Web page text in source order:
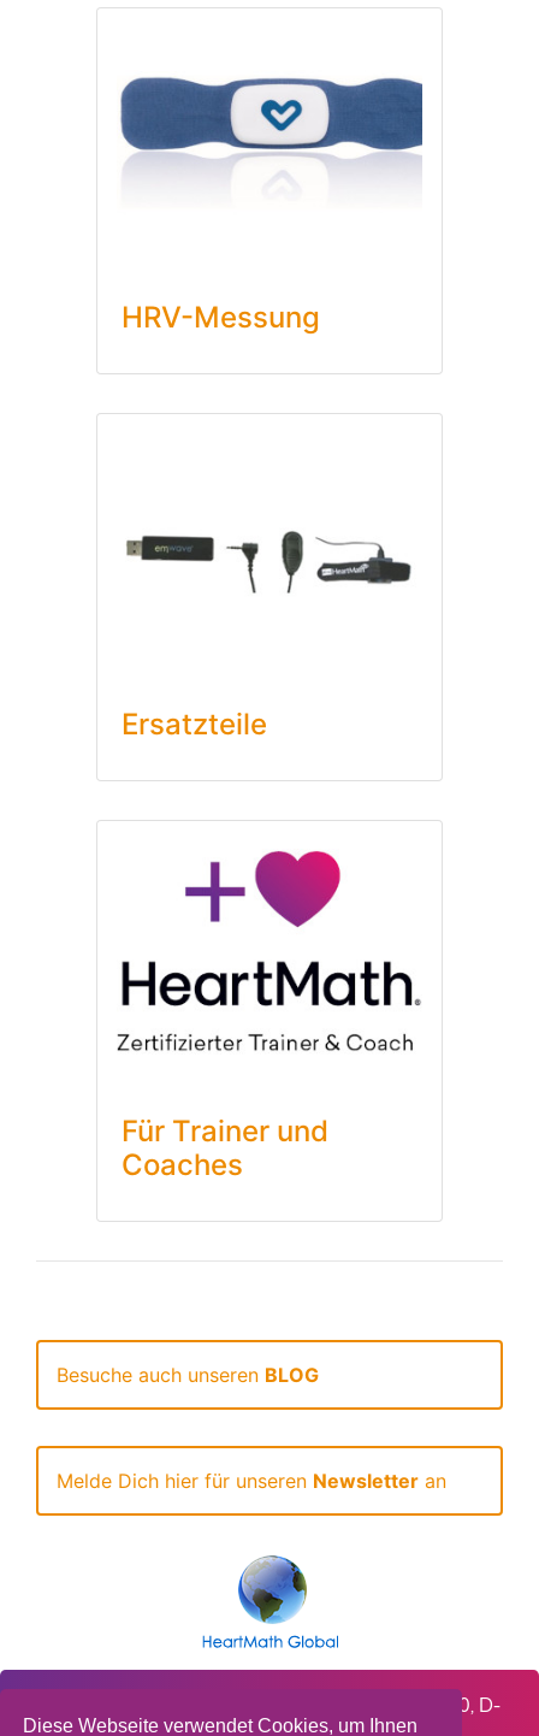
Diese Webseite verwendet Cookies, um Ihnen
HRV-Messung
Ersatzteile
Für Trainer und
Coaches
Besuche auch unseren BLOG
Melde Dich hier für unseren Newsletter an
HeartMath Deutschland GmbH, Steinbruchweg 10, D-